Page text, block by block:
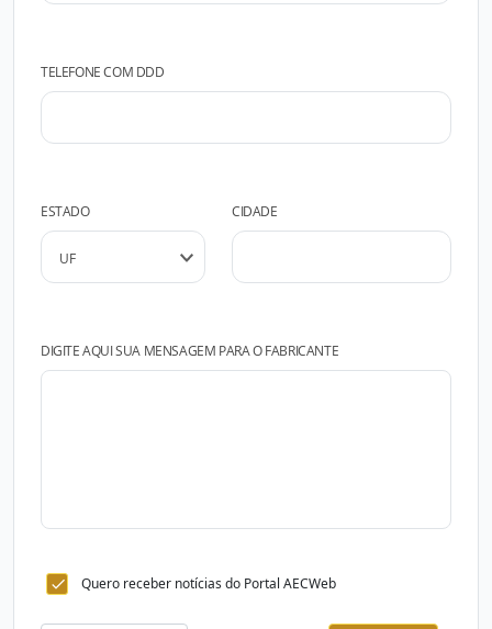
TELEFONE COM DDD
ESTADO CIDADE
DIGITE AQUI SUA MENSAGEM PARA O FABRICANTE
Quero receber notícias do Portal AECWeb